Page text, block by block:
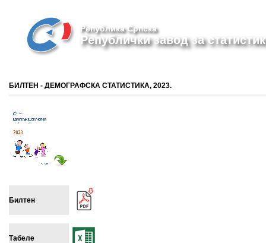
Република Српска
Републички завод за
БИЛТЕН - ДЕМОГРАФСКА СТАТИСТИКА, 2023.
Билтен
Табеле